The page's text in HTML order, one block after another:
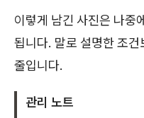
이렇게 남긴 사진은 나중
됩니다. 말로 설명한 조
줄입니다.
관리 노트